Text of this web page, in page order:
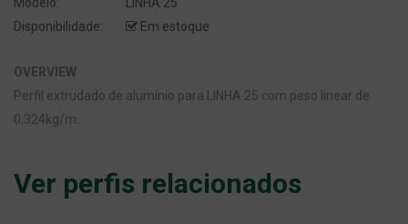
Disponibilidade:
Em estoque
OVERVIEW
Perfil extrudado de alumínio para LINHA 25 com peso linear de
0,324kg/m.
Ver perfis relacionados